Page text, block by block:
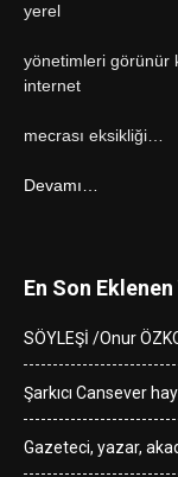
yerel
yönetimleri görünür
internet
mecrası eksikliği…
Devamı…
En Son Eklenen
SÖYLEŞİ /Onur
Şarkıcı Cansever
Gazeteci, yazar,